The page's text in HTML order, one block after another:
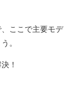
ここで主要モデ
。
！